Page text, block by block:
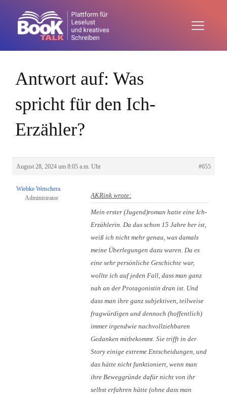
Antwort auf: Was
spricht für den Ich-
Erzähler?
August 28, 2024 um 8:05 a.m. Uhr #655
Wiebke Wetschera
Administrator
AKRink wrote:
Mein erster (Jugend)roman hatte eine Ich-
Erzählerin. Da das schon 15 Jahre her ist,
weiß ich nicht mehr genau, was damals
meine Überlegungen dazu waren. Da es
eine sehr persönliche Geschichte war,
wollte ich auf jeden Fall, dass man ganz
nah an der Protagonistin dran ist. Und
dass man ihre ganz subjektiven, teilweise
fragwürdigen und dennoch (hoffentlich)
immer irgendwie nachvollziehbaren
Gedanken mitbekommt. Sie trifft in der
Story einige extreme Entscheidungen, und
das hätte nicht funktioniert, wenn man
ihre Beweggründe dafür nicht von ihr
selbst erfahren hätte (ohne dass man